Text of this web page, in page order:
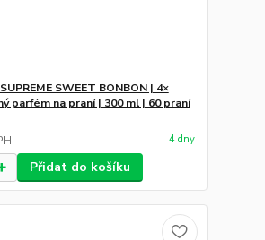
SWEET BONBON | 4×
parfém na praní | 300 ml | 60 praní
4 dny
Přidat do košíku